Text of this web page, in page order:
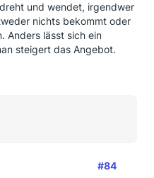
und wendet, irgendwer
nichts bekommt oder
Anders lässt sich ein
steigert das Angebot.
#84